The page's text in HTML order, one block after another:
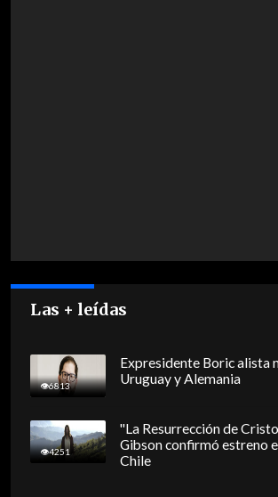
Las + leídas
6813
Expresidente Boric alista
Uruguay y Alemania
4251
"La Resurrección de
Gibson confirmó estreno
Chile